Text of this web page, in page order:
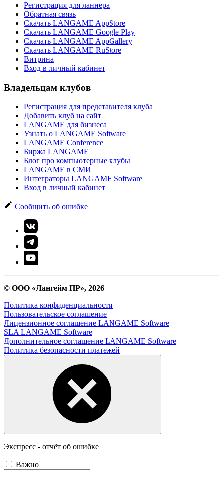
Регистрация для ланнера
Обратная связь
Скачать LANGAME AppStore
Скачать LANGAME Google Play
Скачать LANGAME AppGallery
Скачать LANGAME RuStore
Витрина
Вход в личный кабинет
Владельцам клубов
Регистрация для представителя клуба
Добавить клуб на сайт
LANGAME для бизнеса
Узнать о LANGAME Software
LANGAME Conference
Биржа LANGAME
Блог про компьютерные клубы
LANGAME в СМИ
Интеграторы LANGAME Software
Вход в личный кабинет
Сообщить об ошибке
© ООО «Лангейм ПР», 2026
Политика конфиденциальности
Пользовательское соглашение
Лицензионное соглашение LANGAME Software
SLA LANGAME Software
Дополнительное соглашение LANGAME Software
Политика безопасности платежей
Экспресс - отчёт об ошибке
Важно